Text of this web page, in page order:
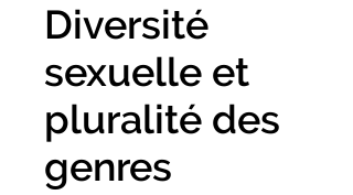
Diversité
sexuelle et
pluralité des
genres